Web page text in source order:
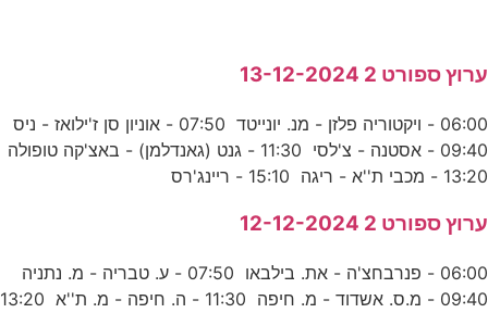
ערוץ ספורט 2 13-12-2024
06:00 - ויקטוריה פלזן - מנ. יונייטד 07:50 - אוניון סן ז'ילואז - ניס
09:40 - אסטנה - צ'לסי 11:30 - גנט (גאנדלמן) - באצ'קה טופולה
13:20 - מכבי ת''א - ריגה 15:10 - ריינג'רס
ערוץ ספורט 2 12-12-2024
06:00 - פנרבחצ'ה - את. בילבאו 07:50 - ע. טבריה - מ. נתניה
09:40 - מ.ס. אשדוד - מ. חיפה 11:30 - ה. חיפה - מ. ת''א 13:20